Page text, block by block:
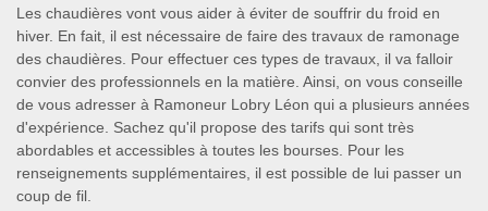
Les chaudières vont vous aider à éviter de souffrir du froid en
hiver. En fait, il est nécessaire de faire des travaux de ramonage
des chaudières. Pour effectuer ces types de travaux, il va falloir
convier des professionnels en la matière. Ainsi, on vous conseille
de vous adresser à Ramoneur Lobry Léon qui a plusieurs années
d'expérience. Sachez qu'il propose des tarifs qui sont très
abordables et accessibles à toutes les bourses. Pour les
renseignements supplémentaires, il est possible de lui passer un
coup de fil.